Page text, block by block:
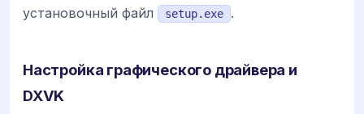
установочный файл
setup.exe .
Настройка графического драйвера и
DXVK